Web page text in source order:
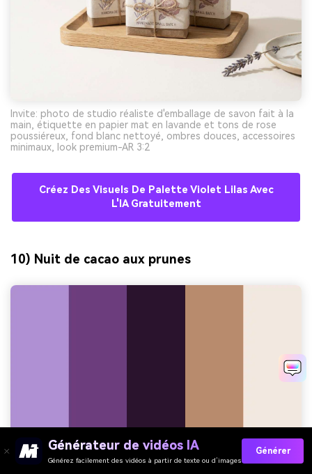
Invite: photo de studio réaliste d'emballage de savon fait à la
main, étiquette en papier mat en lavande et tons de rose
poussiéreux, fond blanc nettoyé, ombres douces, accessoires
minimaux, look premium-AR 3:2
Créez Des Visuels De Palette Violet Lilas Avec
L'IA Gratuitement
10) Nuit de cacao aux prunes
Générateur de vidéos IA
Générez facilement des vidéos à partir de texte ou d’images
Générer